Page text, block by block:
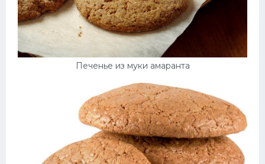
Печенье из муки амаранта